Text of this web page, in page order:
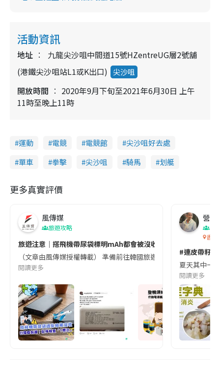
活動資訊
地址
九龍尖沙咀中間道15號HZentreUG層2號舖
(港鐵尖沙咀站L1或K出口) 尖沙咀
開放時間
2020年9月下旬至2021年6月30日 上午
11時至晚上11時
運動 電競 電競館
尖沙咀好去處
單車
拳擊 尖沙咀 騎馬 划艇
更多真實評價
風傳媒
旅遊攻略
旅遊注意｜搭飛機帶尿袋標明mAh都會被沒收😱出發前切記檢查
（文章由風傳媒授權轉載） 準備前往韓國旅遊的民眾，近期要
閱讀更多
營養
香港
#連皮帶籽
夏天其中一
閱讀更多